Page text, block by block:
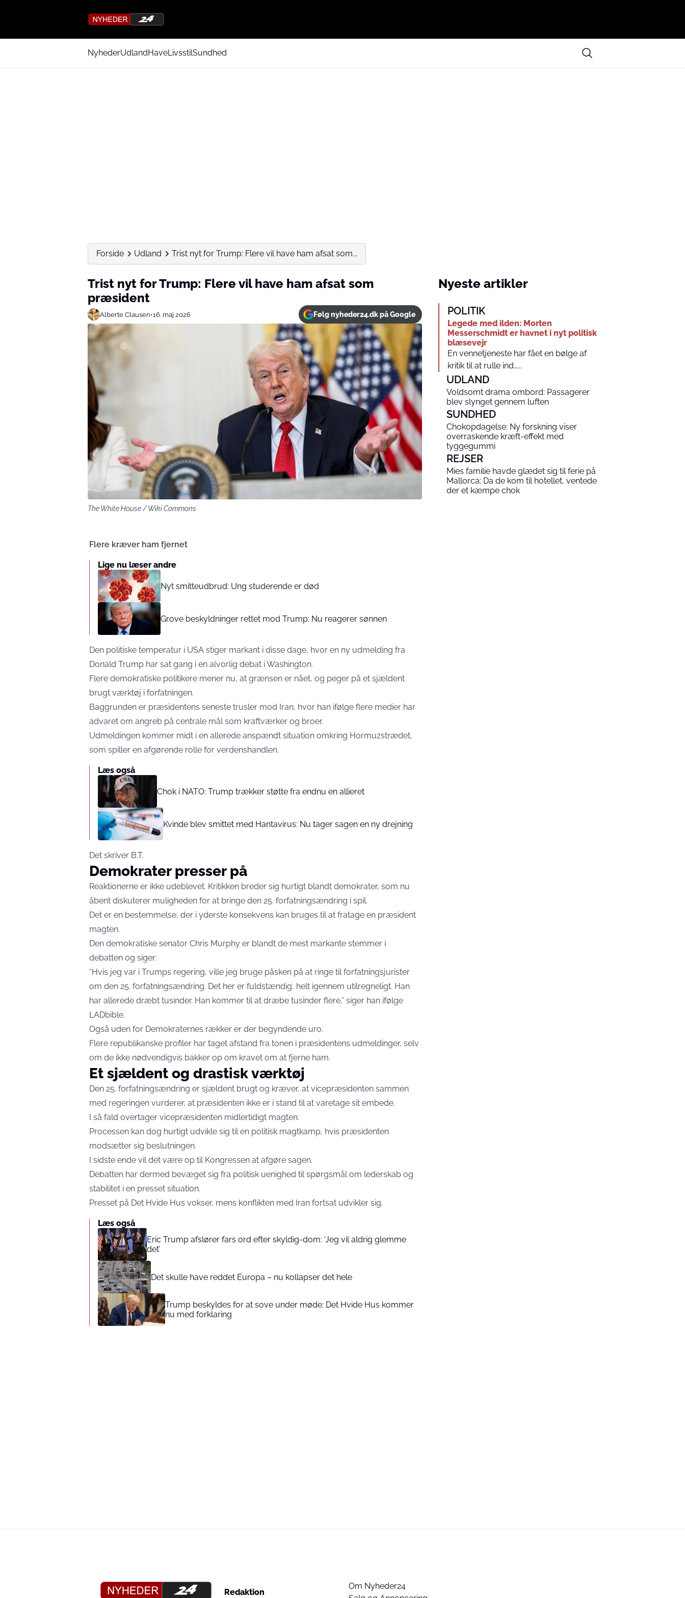
NyhederUdlandHaveLivsstilSundhed
Forside Udland Trist nyt for Trump: Flere vil have ham afsat som...
Trist nyt for Trump: Flere vil have ham afsat som
præsident
Alberte Clausen•16. maj 2026 Følg nyheder24.dk på Google
The White House / Wiki Commons
Flere kræver ham fjernet
Lige nu læser andre
Nyt smitteudbrud: Ung studerende er død
Grove beskyldninger rettet mod Trump: Nu reagerer sønnen
Den politiske temperatur i USA stiger markant i disse dage, hvor en ny udmelding fra
Donald Trump har sat gang i en alvorlig debat i Washington.
Flere demokratiske politikere mener nu, at grænsen er nået, og peger på et sjældent
brugt værktøj i forfatningen.
Baggrunden er præsidentens seneste trusler mod Iran, hvor han ifølge flere medier har
advaret om angreb på centrale mål som kraftværker og broer.
Udmeldingen kommer midt i en allerede anspændt situation omkring Hormuzstrædet,
som spiller en afgørende rolle for verdenshandlen.
Læs også
Chok i NATO: Trump trækker støtte fra endnu en allieret
Kvinde blev smittet med Hantavirus: Nu tager sagen en ny drejning
Det skriver B.T.
Demokrater presser på
Reaktionerne er ikke udeblevet. Kritikken breder sig hurtigt blandt demokrater, som nu
åbent diskuterer muligheden for at bringe den 25. forfatningsændring i spil.
Det er en bestemmelse, der i yderste konsekvens kan bruges til at fratage en præsident
magten.
Den demokratiske senator Chris Murphy er blandt de mest markante stemmer i
debatten og siger:
“Hvis jeg var i Trumps regering, ville jeg bruge påsken på at ringe til forfatningsjurister
om den 25. forfatningsændring. Det her er fuldstændig, helt igennem utilregneligt. Han
har allerede dræbt tusinder. Han kommer til at dræbe tusinder flere,” siger han ifølge
LADbible.
Også uden for Demokraternes rækker er der begyndende uro.
Flere republikanske profiler har taget afstand fra tonen i præsidentens udmeldinger, selv
om de ikke nødvendigvis bakker op om kravet om at fjerne ham.
Et sjældent og drastisk værktøj
Den 25. forfatningsændring er sjældent brugt og kræver, at vicepræsidenten sammen
med regeringen vurderer, at præsidenten ikke er i stand til at varetage sit embede.
I så fald overtager vicepræsidenten midlertidigt magten.
Processen kan dog hurtigt udvikle sig til en politisk magtkamp, hvis præsidenten
modsætter sig beslutningen.
I sidste ende vil det være op til Kongressen at afgøre sagen.
Debatten har dermed bevæget sig fra politisk uenighed til spørgsmål om lederskab og
stabilitet i en presset situation.
Presset på Det Hvide Hus vokser, mens konflikten med Iran fortsat udvikler sig.
Læs også
Eric Trump afslører fars ord efter skyldig-dom: ‘Jeg vil aldrig glemme
det’
Det skulle have reddet Europa – nu kollapser det hele
Trump beskyldes for at sove under møde: Det Hvide Hus kommer
nu med forklaring
Nyeste artikler
POLITIK
Legede med ilden: Morten
Messerschmidt er havnet i nyt politisk
blæsevejr
En vennetjeneste har fået en bølge af
kritik til at rulle ind…...
UDLAND
Voldsomt drama ombord: Passagerer
blev slynget gennem luften
SUNDHED
Chokopdagelse: Ny forskning viser
overraskende kræft-effekt med
tyggegummi
REJSER
Mies familie havde glædet sig til ferie på
Mallorca: Da de kom til hotellet, ventede
der et kæmpe chok
Redaktion
Om Nyheder24